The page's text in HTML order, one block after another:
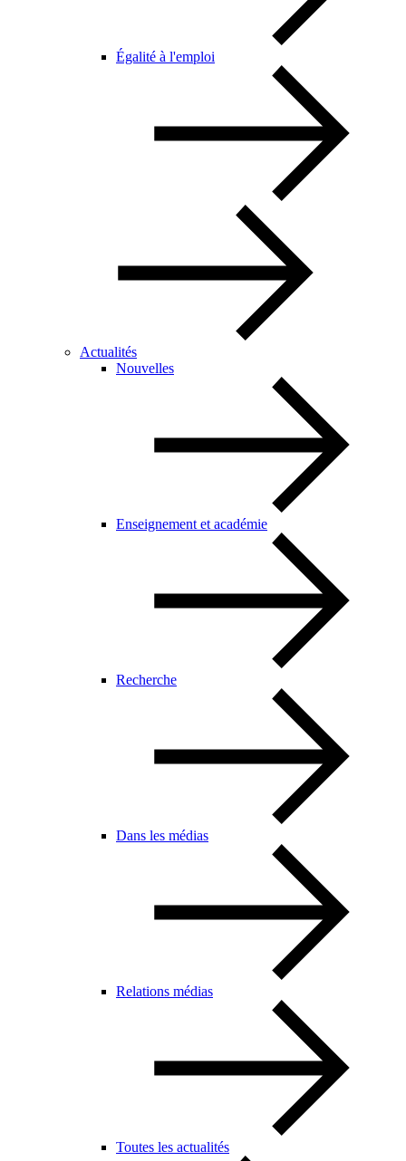
Égalité à l'emploi
Actualités
Nouvelles
Enseignement et académie
Recherche
Dans les médias
Relations médias
Toutes les actualités